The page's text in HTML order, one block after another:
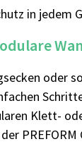
in jedem
oder
Klett-
PREFORM